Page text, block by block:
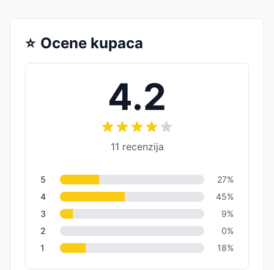
⭐ Ocene kupaca
4.2
11 recenzija
5 27%
4
45%
3
9%
2
0%
1
18%